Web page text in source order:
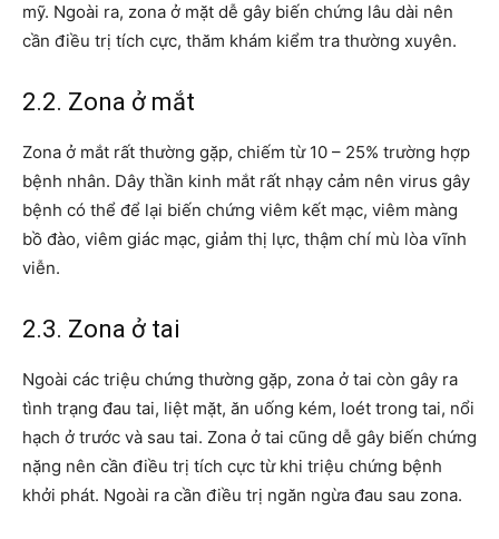
mỹ. Ngoài ra, zona ở mặt dễ gây biến chứng lâu dài nên
cần điều trị tích cực, thăm khám kiểm tra thường xuyên.
2.2. Zona ở mắt
Zona ở mắt rất thường gặp, chiếm từ 10 – 25% trường hợp
bệnh nhân. Dây thần kinh mắt rất nhạy cảm nên virus gây
bệnh có thể để lại biến chứng viêm kết mạc, viêm màng
bồ đào, viêm giác mạc, giảm thị lực, thậm chí mù lòa vĩnh
viễn.
2.3. Zona ở tai
Ngoài các triệu chứng thường gặp, zona ở tai còn gây ra
tình trạng đau tai, liệt mặt, ăn uống kém, loét trong tai, nổi
hạch ở trước và sau tai. Zona ở tai cũng dễ gây biến chứng
nặng nên cần điều trị tích cực từ khi triệu chứng bệnh
khởi phát. Ngoài ra cần điều trị ngăn ngừa đau sau zona.